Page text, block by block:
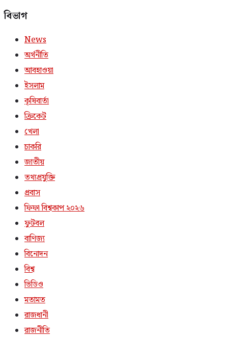
বিভাগ
News
অর্থনীতি
আবহাওয়া
ইসলাম
কৃষিবার্তা
ক্রিকেট
খেলা
চাকরি
জাতীয়
তথ্যপ্রযুক্তি
প্রবাস
ফিফা বিশ্বকাপ ২০২৬
ফুটবল
বাণিজ্য
বিনোদন
বিশ্ব
ভিডিও
মতামত
রাজধানী
রাজনীতি